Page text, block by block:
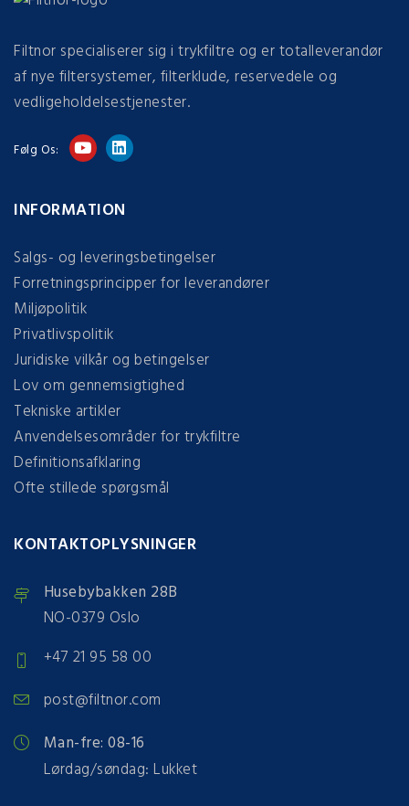
Filtnor specialiserer sig i trykfiltre og er totalleverandør
af nye filtersystemer, filterklude, reservedele og
vedligeholdelsestjenester.
Følg Os:
INFORMATION
Salgs- og leveringsbetingelser
Forretningsprincipper for leverandører
Miljøpolitik
Privatlivspolitik
Juridiske vilkår og betingelser
Lov om gennemsigtighed
Tekniske artikler
Anvendelsesområder for trykfiltre
Definitionsafklaring
Ofte stillede spørgsmål
KONTAKTOPLYSNINGER
Husebybakken 28B
NO-0379 Oslo
+47 21 95 58 00
post@filtnor.com
Man-fre: 08-16
Lørdag/søndag: Lukket